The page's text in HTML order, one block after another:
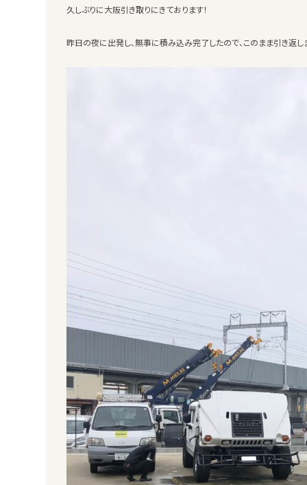
久しぶりに大阪引き取りにきております！
昨日の夜に出発し、無事に積み込み完了したので、このまま引き返し